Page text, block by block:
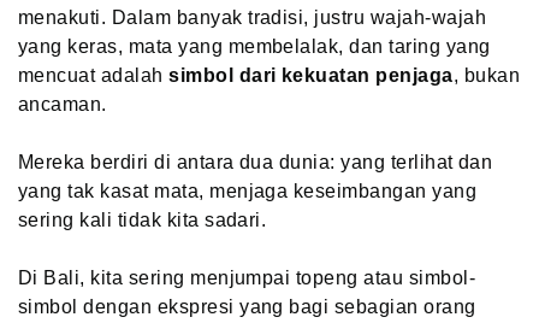
menakuti. Dalam banyak tradisi, justru wajah-wajah
yang keras, mata yang membelalak, dan taring yang
mencuat adalahsimbol dari kekuatan penjaga, bukan
ancaman.
Mereka berdiri di antara dua dunia: yang terlihat dan
yang tak kasat mata, menjaga keseimbangan yang
sering kali tidak kita sadari.
Di Bali, kita sering menjumpai topeng atau simbol-
simbol dengan ekspresi yang bagi sebagian orang